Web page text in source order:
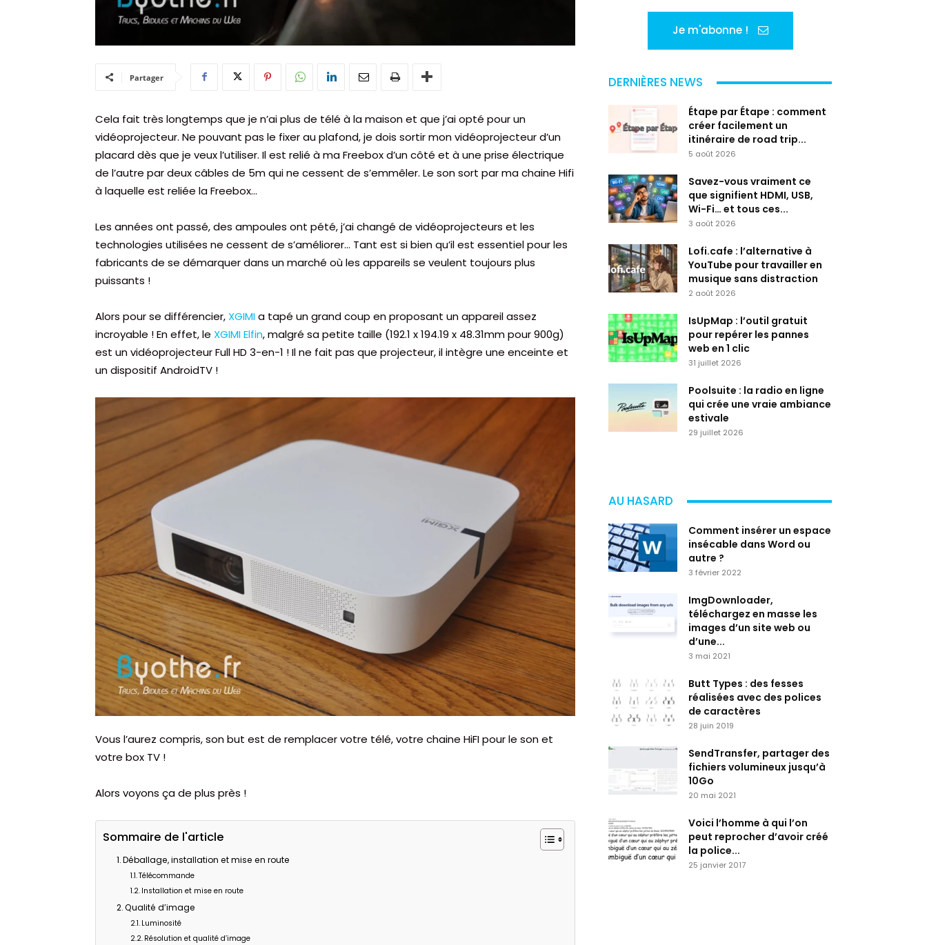
Partager
Cela fait très longtemps que je n’ai plus de télé à la maison et que j’ai opté pour un
vidéoprojecteur. Ne pouvant pas le fixer au plafond, je dois sortir mon vidéoprojecteur d’un
placard dès que je veux l’utiliser. Il est relié à ma Freebox d’un côté et à une prise électrique
de l’autre par deux câbles de 5m qui ne cessent de s’emmêler. Le son sort par ma chaine Hifi
à laquelle est reliée la Freebox…
Les années ont passé, des ampoules ont pété, j’ai changé de vidéoprojecteurs et les
technologies utilisées ne cessent de s’améliorer… Tant est si bien qu’il est essentiel pour les
fabricants de se démarquer dans un marché où les appareils se veulent toujours plus
puissants !
Alors pour se différencier, XGIMIa tapé un grand coup en proposant un appareil assez
incroyable ! En effet, le XGIMI Elfin, malgré sa petite taille (192.1 x 194.19 x 48.31mm pour 900g)
est un vidéoprojecteur Full HD 3-en-1 ! Il ne fait pas que projecteur, il intègre une enceinte et
un dispositif AndroidTV !
Vous l’aurez compris, son but est de remplacer votre télé, votre chaine HiFI pour le son et
votre box TV !
Alors voyons ça de plus près !
Sommaire de l'article
Déballage, installation et mise en route
Télécommande
Installation et mise en route
Qualité d’image
Luminosité
Résolution et qualité d’image
Je m'abonne !
DERNIÈRES NEWS
Étape par Étape : comment
créer facilement un
itinéraire de road trip...
5 août 2026
Savez-vous vraiment ce
que signifient HDMI, USB,
Wi-Fi… et tous ces...
3 août 2026
Lofi.cafe : l’alternative à
YouTube pour travailler en
musique sans distraction
2 août 2026
IsUpMap : l’outil gratuit
pour repérer les pannes
web en 1 clic
31 juillet 2026
Poolsuite : la radio en ligne
qui crée une vraie ambiance
estivale
29 juillet 2026
AU HASARD
Comment insérer un espace
insécable dans Word ou
autre ?
3 février 2022
ImgDownloader,
téléchargez en masse les
images d’un site web ou
d’une...
3 mai 2021
Butt Types : des fesses
réalisées avec des polices
de caractères
28 juin 2019
SendTransfer, partager des
fichiers volumineux jusqu’à
10Go
20 mai 2021
Voici l’homme à qui l’on
peut reprocher d’avoir créé
la police...
25 janvier 2017